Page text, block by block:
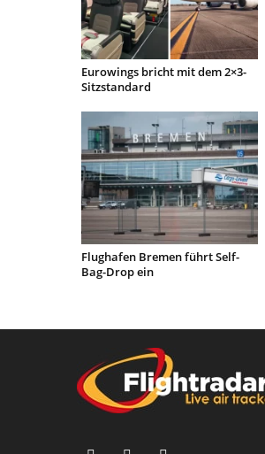
Eurowings bricht mit dem 2×3-
Sitzstandard
Flughafen Bremen führt Self-
Bag-Drop ein